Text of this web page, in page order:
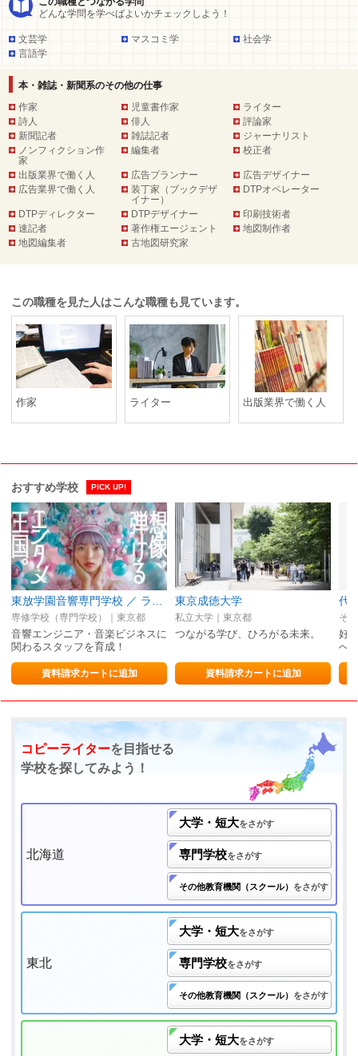
どんな学問を学べばよいかチェックしよう！
文芸学 マスコミ学
社会学
言語学
本・雑誌・新聞系のその他の仕事
作家
児童書作家
ライター
詩人
俳人
評論家
新聞記者
雑誌記者
ジャーナリスト
ノンフィクション作
家
編集者 校正者
出版業界で働く人 広告プランナー
広告デザイナー
広告業界で働く人
装丁家（ブックデザ
イナー）
DTPオペレーター
DTPディレクター DTPデザイナー
印刷技術者
速記者
著作権エージェント
地図制作者
地図編集者
古地図研究家
この職種を見た人はこんな職種も見ています。
作家 ライター 出版業界で働く人
おすすめ学校 PICK UP!
専修学校（専門学校）｜東京都
音響エンジニア・音楽ビジネスに
関わるスタッフを育成！
資料請求カートに追加
東京成徳大学
私立大学｜東京都
つながる学び、ひろがる未来。
資料請求カートに追加
好
へ
コピーライターを目指せる
学校を探してみよう！
北海道
大学・短大をさがす
専門学校をさがす
その他教育機関（スクール） をさがす
東北
大学・短大をさがす
専門学校をさがす
その他教育機関（スクール） をさがす
大学・短大をさがす